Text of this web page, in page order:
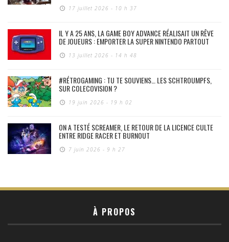
17 juillet 2026 - 10 h 37
IL Y A 25 ANS, LA GAME BOY ADVANCE RÉALISAIT UN RÊVE
DE JOUEURS : EMPORTER LA SUPER NINTENDO PARTOUT
13 juillet 2026 - 14 h 48
#RÉTROGAMING : TU TE SOUVIENS… LES SCHTROUMPFS,
SUR COLECOVISION ?
19 juin 2026 - 19 h 02
ON A TESTÉ SCREAMER, LE RETOUR DE LA LICENCE CULTE
ENTRE RIDGE RACER ET BURNOUT
7 juin 2026 - 9 h 27
À PROPOS